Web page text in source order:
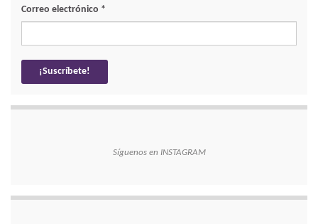
Correo electrónico *
Síguenos en INSTAGRAM